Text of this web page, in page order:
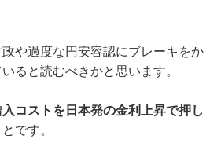
や過度な円安容認にブレーキをか
ると読むべきかと思います。
入コストを日本発の金利上昇で押し
です。